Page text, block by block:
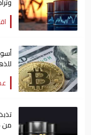
من 6 أسابيع